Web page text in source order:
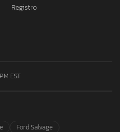
Registro
EST
Ford Salvage